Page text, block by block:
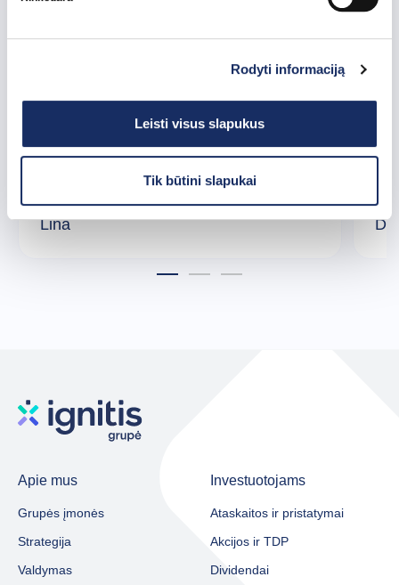
Rodyti informaciją
Leisti visus slapukus
Tik būtini slapukai
Aplinkosaugos ir leidimų vadovė
Lina
Apie mus
Grupės įmonės
Strategija
Valdymas
Investuotojams
Ataskaitos ir pristatymai
Akcijos ir TDP
Dividendai